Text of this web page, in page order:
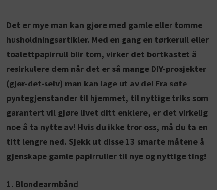
Det er mye man kan gjøre med gamle eller tomme
husholdningsartikler. Med en gang en tørkerull eller
toalettpapirrull blir tom, virker det bortkastet å
resirkulere dem når det er så mange DIY-prosjekter
(gjør-det-selv) man kan lage ut av de! Fra søte
pyntegjenstander til hjemmet, til nyttige triks som
garantert vil gjøre livet ditt enklere, er det virkelig
noe å ta nytte av! Hvis du ikke tror oss, må du ta en
titt lengre ned. Sjekk ut disse 13 smarte måtene å
gjenskape gamle papirruller til nye og nyttige ting!
1. Blondearmbånd